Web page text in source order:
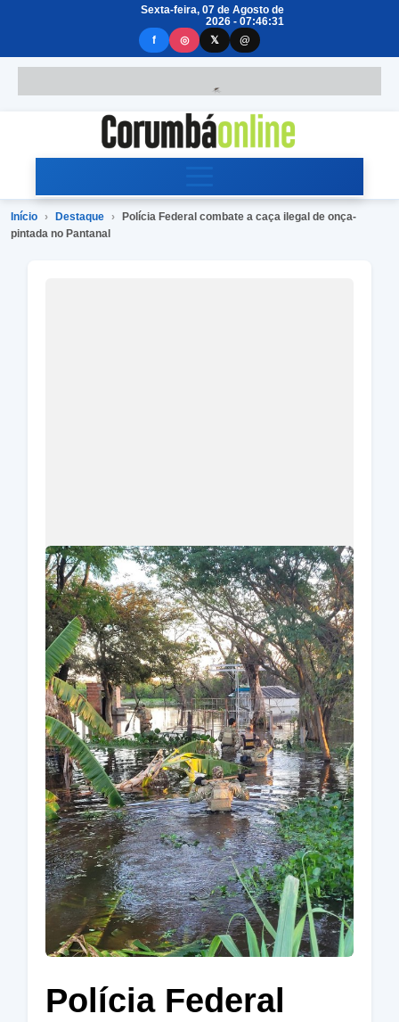
Sexta-feira, 07 de Agosto de
2026 - 07:46:32
f
◎ 𝕏 @
Início › Destaque ›
Polícia Federal combate a caça ilegal de onça-
pintada no Pantanal
Polícia Federal